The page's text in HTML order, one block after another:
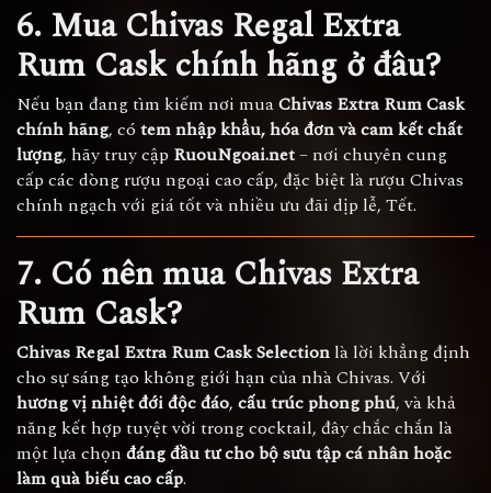
6. Mua Chivas Regal Extra
Rum Cask chính hãng ở đâu?
Nếu bạn đang tìm kiếm nơi muaChivas Extra Rum Cask
chính hãng, có tem nhập khẩu, hóa đơn và cam kết chất
lượng, hãy truy cập RuouNgoai.net– nơi chuyên cung
cấp các dòng rượu ngoại cao cấp, đặc biệt là rượu Chivas
chính ngạch với giá tốt và nhiều ưu đãi dịp lễ, Tết.
7. Có nên mua Chivas Extra
Rum Cask?
Chivas Regal Extra Rum Cask Selectionlà lời khẳng định
cho sự sáng tạo không giới hạn của nhà Chivas. Với
hương vị nhiệt đới độc đáo, cấu trúc phong phú, và khả
năng kết hợp tuyệt vời trong cocktail, đây chắc chắn là
một lựa chọn đáng đầu tư cho bộ sưu tập cá nhân hoặc
làm quà biếu cao cấp.